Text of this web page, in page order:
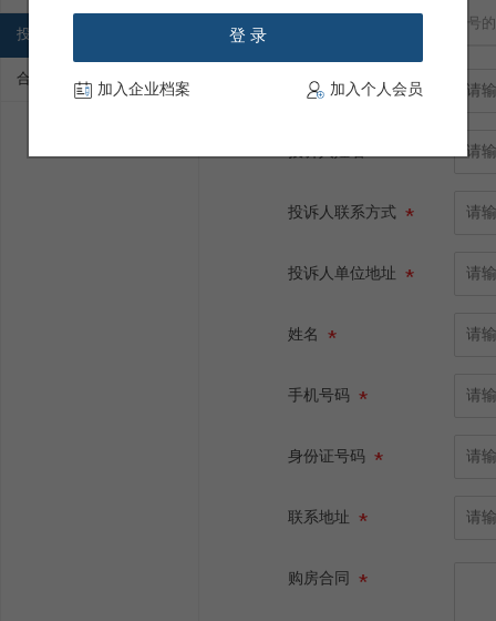
投诉中心
合同下载
家装投诉举报 号
投诉单位名称
投诉人联系方式
投诉人单位地址
姓名
手机号码
身份证号码
联系地址
购房合同
加入企业档案 加入个人会员